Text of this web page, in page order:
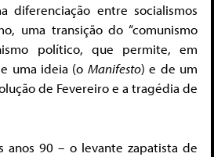
diferenciação entre socialismos
uma transição do “comunismo
político, que permite, em
uma ideia (o Manifesto) e de um
de Fevereiro e a tragédia de
anos 90 – o levante zapatista de